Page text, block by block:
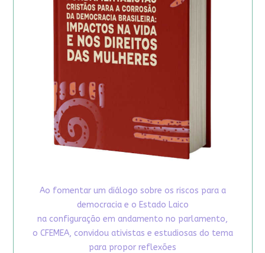
Ao fomentar um diálogo sobre os riscos para a
democracia e o Estado Laico
na configuração em andamento no parlamento,
o CFEMEA, convidou ativistas e estudiosas do tema
para propor reflexões